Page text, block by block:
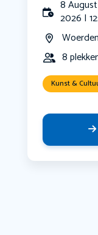
8
2026 |
8
Kunst &